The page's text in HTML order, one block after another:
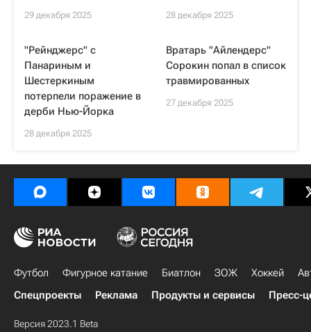
29 декабря 2025 28 декабря 2025
"Рейнджерс" с
Панариным и
Шестеркиным
потерпели поражение в
дерби Нью-Йорка
28 декабря 2025
Вратарь "Айлендерс"
Сорокин попал в список
травмированных
27 декабря 2025
Футбол Фигурное катание Биатлон ЗОЖ Хоккей
Спецпроекты
Реклама Продукты и сервисы Пресс-
Версия 2023.1 Beta